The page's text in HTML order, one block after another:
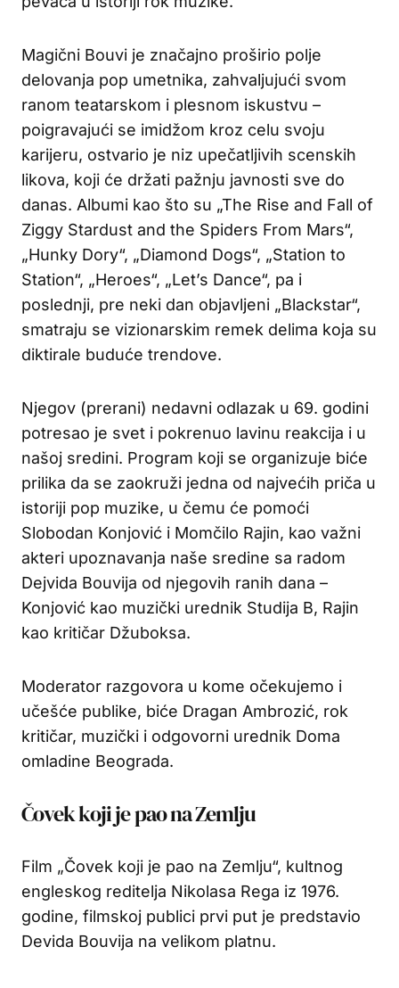
Magični Bouvi je značajno proširio polje
delovanja pop umetnika, zahvaljujući svom
ranom teatarskom i plesnom iskustvu –
poigravajući se imidžom kroz celu svoju
karijeru, ostvario je niz upečatljivih scenskih
likova, koji će držati pažnju javnosti sve do
danas. Albumi kao što su „The Rise and Fall of
Ziggy Stardust and the Spiders From Mars“,
„Hunky Dory“, „Diamond Dogs“, „Station to
Station“, „Heroes“, „Let’s Dance“, pa i
poslednji, pre neki dan objavljeni „Blackstar“,
smatraju se vizionarskim remek delima koja su
diktirale buduće trendove.
Njegov (prerani) nedavni odlazak u 69. godini
potresao je svet i pokrenuo lavinu reakcija i u
našoj sredini. Program koji se organizuje biće
prilika da se zaokruži jedna od najvećih priča u
istoriji pop muzike, u čemu će pomoći
Slobodan Konjović i Momčilo Rajin, kao važni
akteri upoznavanja naše sredine sa radom
Dejvida Bouvija od njegovih ranih dana –
Konjović kao muzički urednik Studija B, Rajin
kao kritičar Džuboksa.
Moderator razgovora u kome očekujemo i
učešće publike, biće Dragan Ambrozić, rok
kritičar, muzički i odgovorni urednik Doma
omladine Beograda.
Čovek koji je pao na Zemlju
Film „Čovek koji je pao na Zemlju“, kultnog
engleskog reditelja Nikolasa Rega iz 1976.
godine, filmskoj publici prvi put je predstavio
Devida Bouvija na velikom platnu.